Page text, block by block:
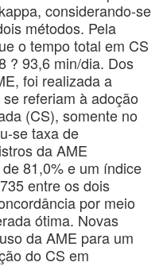
considerando-se
métodos. Pela
o tempo total em CS
? 93,6 min/dia. Dos
foi realizada a
referiam à adoção
(CS), somente no
se taxa de
da AME
81,0% e um índice
entre os dois
por meio
ótima. Novas
da AME para um
do CS em